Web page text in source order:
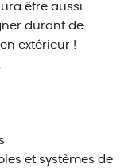
être aussi
durant de
extérieur !
et systèmes de